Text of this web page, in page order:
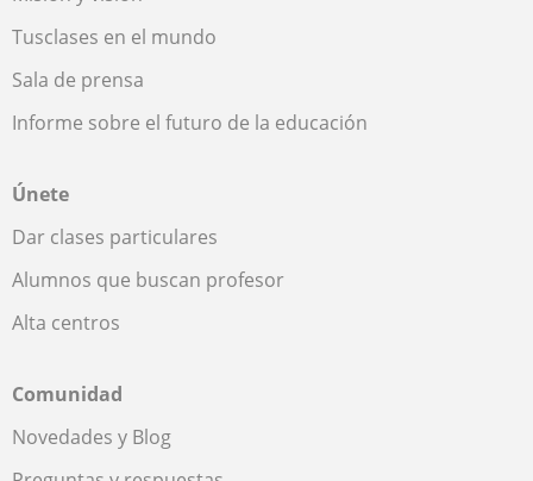
Tusclases en el mundo
Sala de prensa
Informe sobre el futuro de la educación
Únete
Dar clases particulares
Alumnos que buscan profesor
Alta centros
Comunidad
Novedades y Blog